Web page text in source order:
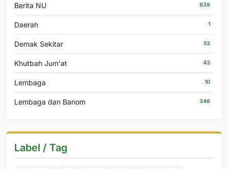
Berita NU 639
Daerah 1
Demak Sekitar 53
Khutbah Jum'at 43
Lembaga 10
Lembaga dan Banom 346
Label / Tag